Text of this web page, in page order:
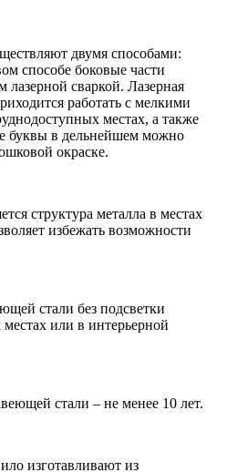
двумя способами:
способе боковые части
лазерной сваркой. Лазерная
работать с мелкими
местах, а также
буквы в дельнейшем можно
окраске.
структура металла в местах
избежать возможности
стали без подсветки
или в интерьерной
стали – не менее 10 лет.
изготавливают из